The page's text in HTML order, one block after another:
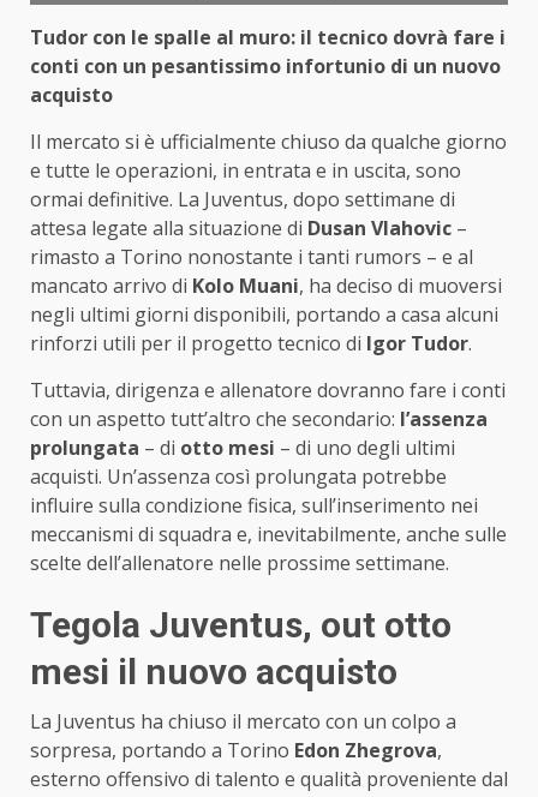
Tudor con le spalle al muro: il tecnico dovrà fare i
conti con un pesantissimo infortunio di un nuovo
acquisto
Il mercato si è ufficialmente chiuso da qualche giorno
e tutte le operazioni, in entrata e in uscita, sono
ormai definitive. La Juventus, dopo settimane di
attesa legate alla situazione di Dusan Vlahovic –
rimasto a Torino nonostante i tanti rumors – e al
mancato arrivo di Kolo Muani, ha deciso di muoversi
negli ultimi giorni disponibili, portando a casa alcuni
rinforzi utili per il progetto tecnico di Igor Tudor.
Tuttavia, dirigenza e allenatore dovranno fare i conti
con un aspetto tutt’altro che secondario: l’assenza
prolungata – di otto mesi – di uno degli ultimi
acquisti. Un’assenza così prolungata potrebbe
influire sulla condizione fisica, sull’inserimento nei
meccanismi di squadra e, inevitabilmente, anche sulle
scelte dell’allenatore nelle prossime settimane.
Tegola Juventus, out otto
mesi il nuovo acquisto
La Juventus ha chiuso il mercato con un colpo a
sorpresa, portando a Torino Edon Zhegrova,
esterno offensivo di talento e qualità proveniente dal